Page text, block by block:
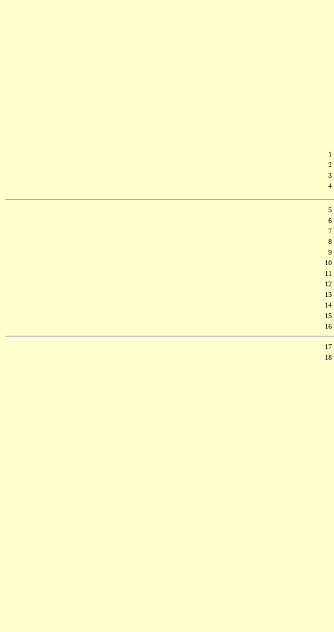
1
2
3
4
5
6
7
8
9
10
11
12
13
14
15
16
17
18